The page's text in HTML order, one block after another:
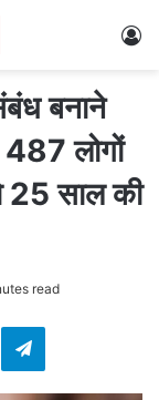
बनाने
487 लोगों
25 साल की
read